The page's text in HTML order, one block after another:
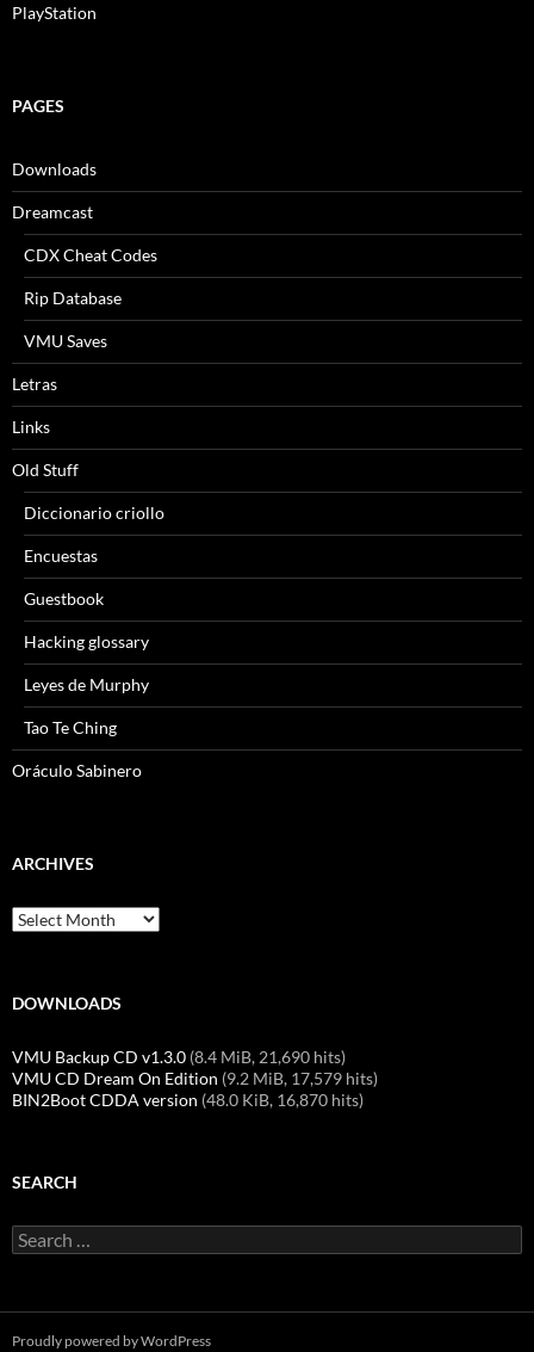
PlayStation
PAGES
Downloads
Dreamcast
CDX Cheat Codes
Rip Database
VMU Saves
Letras
Links
Old Stuff
Diccionario criollo
Encuestas
Guestbook
Hacking glossary
Leyes de Murphy
Tao Te Ching
Oráculo Sabinero
ARCHIVES
Archives
DOWNLOADS
VMU Backup CD v1.3.0 (8.4 MiB, 21,690 hits)
VMU CD Dream On Edition (9.2 MiB, 17,579 hits)
BIN2Boot CDDA version (48.0 KiB, 16,870 hits)
SEARCH
Search
for:
Proudly powered by WordPress